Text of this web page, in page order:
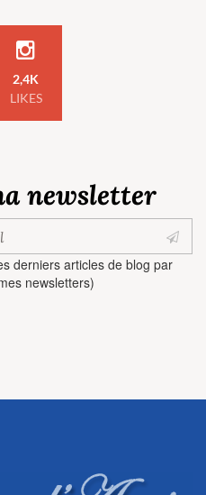
2,4K
LIKES
newsletter
derniers articles de blog par
newsletters)